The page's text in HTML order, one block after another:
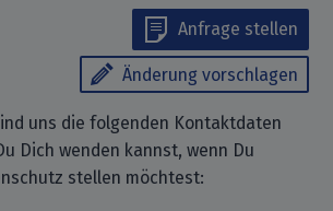
Anfrage stellen
Änderung vorschlagen
uns die folgenden Kontaktdaten
Dich wenden kannst, wenn Du
stellen möchtest: